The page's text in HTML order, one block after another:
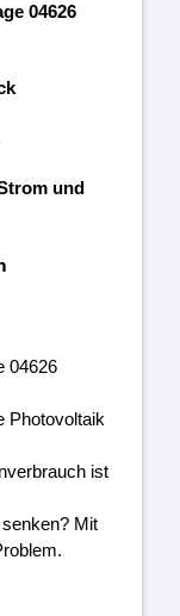
04626
und
04626
Photovoltaik
ist
Mit